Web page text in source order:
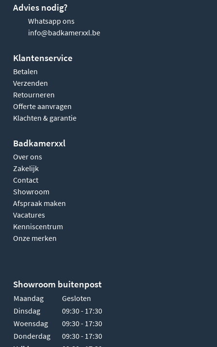
Advies nodig?
Whatsapp ons
info@badkamerxxl.be
Klantenservice
Betalen
Verzenden
Retourneren
Offerte aanvragen
Klachten & garantie
Badkamerxxl
Over ons
Zakelijk
Contact
Showroom
Afspraak maken
Vacatures
Kenniscentrum
Onze merken
Showroom buitenpost
Maandag
Gesloten
Dinsdag
09:30 - 17:30
Woensdag
09:30 - 17:30
Donderdag
09:30 - 17:30